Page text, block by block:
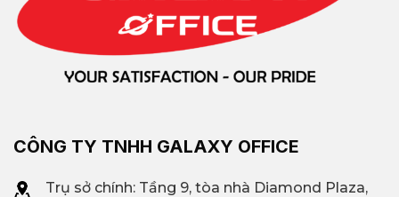
CÔNG TY TNHH GALAXY OFFICE
Trụ sở chính: Tầng 9, tòa nhà Diamond Plaza,